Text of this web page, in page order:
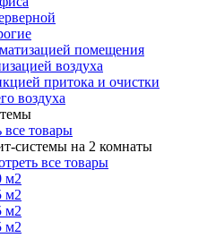
помещения
воздуха
притока и очистки
воздуха
все товары
системы на 2 комнаты
все товары
м2
м2
м2
м2